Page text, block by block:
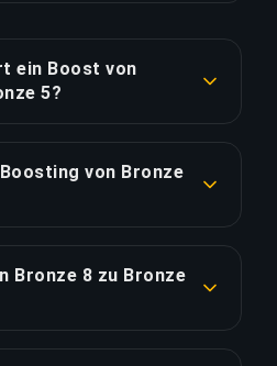
ein Boost von
5?
Priority Order erfolgt die
von Bronze
Priority Order
Package mit Streaming
Bronze 8 zu Bronze